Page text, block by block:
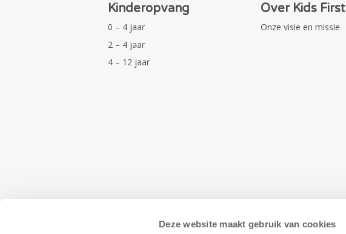
Deze website maakt gebruik van cookies
Kinderopvang
0 – 4 jaar
2 – 4 jaar
4 – 12 jaar
Over Kids First
Onze visie en missie